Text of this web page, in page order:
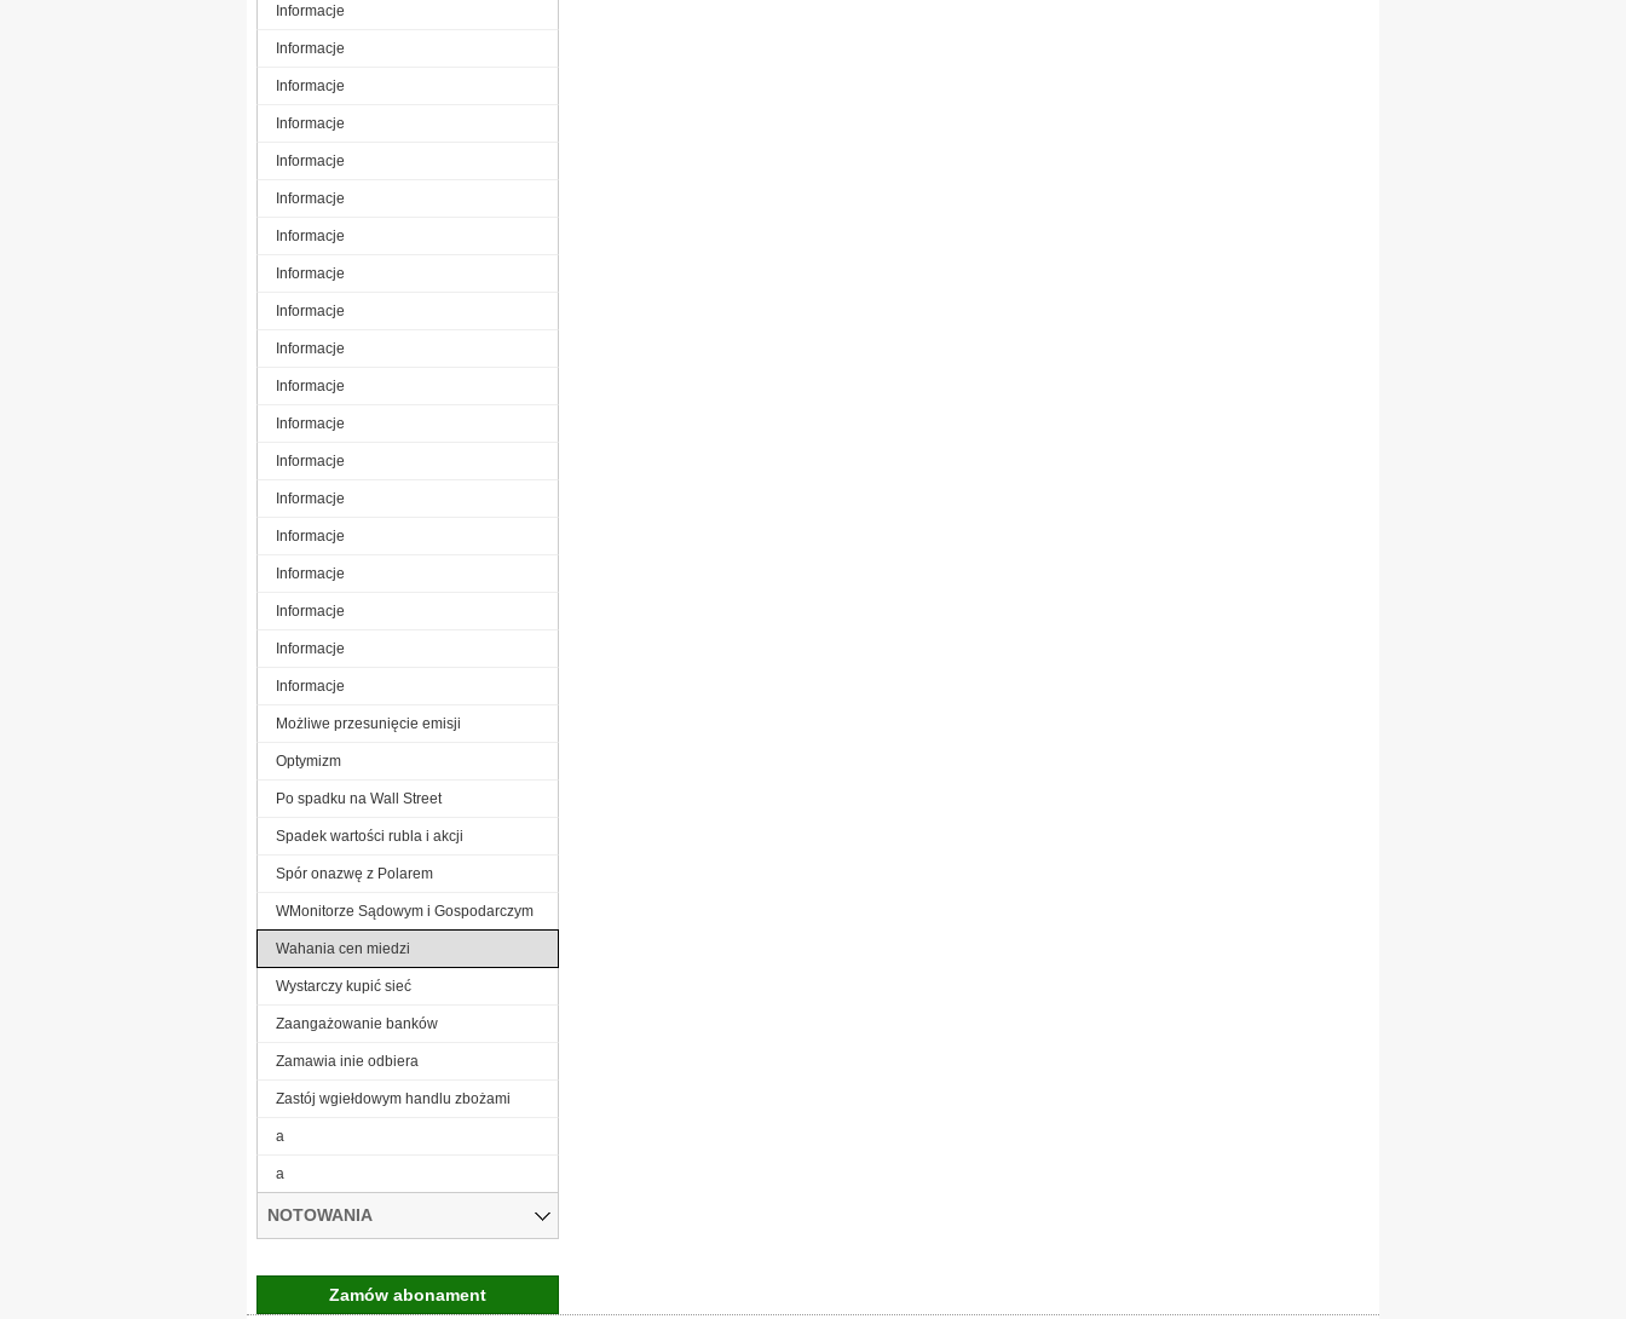
Informacje
Informacje
Informacje
Informacje
Informacje
Informacje
Informacje
Informacje
Informacje
Informacje
Informacje
Informacje
Informacje
Informacje
Informacje
Informacje
Informacje
Informacje
Informacje
Możliwe przesunięcie emisji
Optymizm
Po spadku na Wall Street
Spadek wartości rubla i akcji
Spór onazwę z Polarem
WMonitorze Sądowym i Gospodarczym
Wahania cen miedzi
Wystarczy kupić sieć
Zaangażowanie banków
Zamawia inie odbiera
Zastój wgiełdowym handlu zbożami
a
a
NOTOWANIA
Zamów abonament